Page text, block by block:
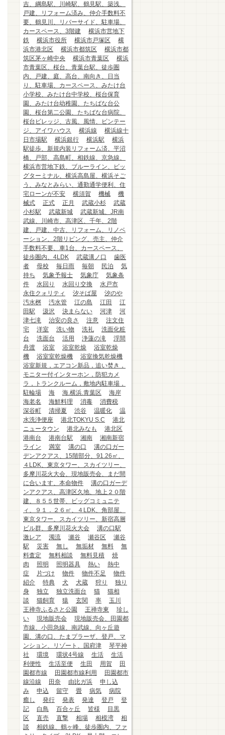
吉、綱島駅、川崎駅、鶴見駅、築浅、
戸建、リフォーム済み、仲介手数料不
要、鶴見川、リバーサイド、駐車場、
カースペース、3階建
横浜市営地下
鉄
横浜市役所 横浜市戸塚区
横
浜市港北区
横浜市都筑区
横浜市都
筑区茅ヶ崎中央
横浜市青葉区
横浜
市青葉区、桜台、青葉台駅、徒歩圏
内、戸建、庭、高台、南向き、日当
り、駐車場、カースペース、みたけ台
小学校、みたけ台中学校、桜台保育
園、みたけ台幼稚園、たちばな台公
園、桜台第二公園、たちばな台病院、
桜台ビレッジ、古風、風情、ビンテー
ジ、アイワハウス
横浜線
横浜線十
日市場駅
横浜銀行 横浜駅
横浜
駅徒歩、新規内装リフォーム済、平沼
橋、戸部、高島町、相鉄線、京急線、
横浜市営地下鉄、ブルーライン、ビッ
グターミナル、横浜高島屋、横浜そご
う、みなとみらい、通勤通学便利、住
宅ローンが不安
横須賀 機械
機
械式
正式 正月 武蔵小杉
武蔵
小杉駅
武蔵新城
武蔵新城、JR南
武線、川崎市、高津区、千年、2階
建、戸建、中古、リフォーム、リノベ
ーション、2階リビング、売主、仲介
手数料不要、車1台、カースペース、
徒歩圏内、4LDK
武蔵溝ノ口
歯医
者
母校 毎日雨 毎朝 民泊
気
持ち
気象予報士 気象庁
気象条
件
水回り 水回り交換
水戸市
永住クォリティ
汐そば屋
汐のや
汚水桝
汚水管 江の島 江田
江
田駅
汲沢 決まらない 河津
河
津七滝
治安の良さ 注意
注文住
宅
洋室 洗い物 洗礼
洗面化粧
台
洗面台 活用 浄蓮の滝
浮間
舟渡
浴室 浴室乾燥
浴室乾燥
機
浴室室乾燥機
浴室換気乾燥機
浴室新規，エアコン新品，追い焚き，
モニター付インターホン，防犯カメ
ラ，トランクルーム，敷地内駐車場，
駐輪場
海 海.横浜.青葉区
海岸
海老名
海鮮料理 消毒
消費税
深谷町
清掃夏 渋谷 温暖化
温
水洗浄便座
港北TOKYU S.C
港北
ニュータウン
港北みなも
港北区
港南台
港南台駅 湘南
湘南新宿
ライン
満室 溝の口
溝の口ガー
デンアクアス、15階部分、91.26㎡、
４LDK、東京タワー、スカイツリー、
多摩川花火大会、現地販売会、まだ間
に合います、本命物件
溝の口ガーデ
ンアクアス、高津区久地、地上２０階
建、８５５世帯、ビッグコミュニテ
ィ、９１．２６㎡、４LDK、角部屋、
東京タワー、スカイツリー、新宿高層
ビル群、多摩川花火大会
溝の口駅
激レア
濁流 瀬谷 瀬谷区
瀬谷
駅
災害 無し 無垢材 無料
無
料査定
無料相談 無料見積
焼
肉
照明 照明器具 熱い
熱中
症
片づけ 物件 物件不足
物件
紹介
特典 犬 犬蔵 狩り
独り
身
独立 独立洗面台 猫
猫相
談
猫飼育 猿 玄関 率
玉川
王禅寺ふるさと公園
王禅寺東
珍し
い
現地販売会
現地販売会、田園都
市線、小田急線、南武線、向ヶ丘遊
園、溝の口、たまプラーザ、登戸、マ
ンション、リゾート、国府津
琴平神
社
環境 環状4号線 生活
生活
利便性
生活至便 生田 用賀
田
園都市線
田園都市線利用
田園都市
線沿線
田奈 由比ガ浜
申し込
み
申込 留守 畳 病気
病院
癒し
発行 発表 発達 登戸
登
記
白鳥 百合ヶ丘 皆様
目黒
区
直売 直撃 相場 相模湾
相
談
相鉄線、鶴ヶ峰、徒歩圏内、ファ